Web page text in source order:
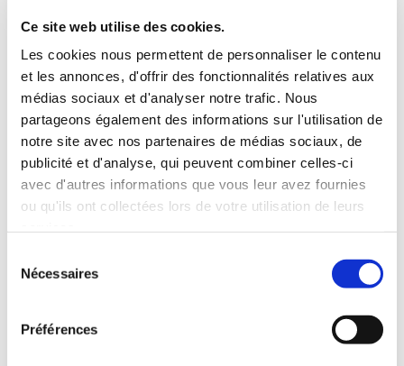
Ce site web utilise des cookies.
Les cookies nous permettent de personnaliser le contenu
et les annonces, d'offrir des fonctionnalités relatives aux
médias sociaux et d'analyser notre trafic. Nous
partageons également des informations sur l'utilisation de
notre site avec nos partenaires de médias sociaux, de
publicité et d'analyse, qui peuvent combiner celles-ci
avec d'autres informations que vous leur avez fournies
ou qu'ils ont collectées lors de votre utilisation de leurs
Nécessaires
Préférences
INCLUS À LA LOCATION
Killométrage illimité
Assurance tous risques (hors franchise)
Carburant : plein à rendre plein
CONDITIONS DE LOCATION
Age minimum :20 ans
ASSURANCE
Franchise :1000 €